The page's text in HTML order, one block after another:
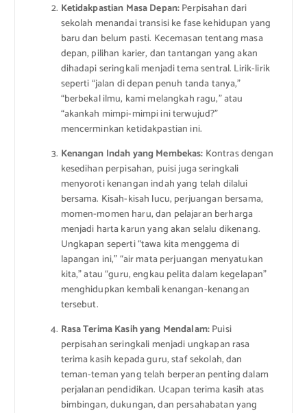
Ketidakpastian Masa Depan:Perpisahan dari
sekolah menandai transisi ke fase kehidupan yang
baru dan belum pasti. Kecemasan tentang masa
depan, pilihan karier, dan tantangan yang akan
dihadapi seringkali menjadi tema sentral. Lirik-lirik
seperti “jalan di depan penuh tanda tanya,”
“berbekal ilmu, kami melangkah ragu,” atau
“akankah mimpi-mimpi ini terwujud?”
mencerminkan ketidakpastian ini.
Kenangan Indah yang Membekas: Kontras dengan
kesedihan perpisahan, puisi juga seringkali
menyoroti kenangan indah yang telah dilalui
bersama. Kisah-kisah lucu, perjuangan bersama,
momen-momen haru, dan pelajaran berharga
menjadi harta karun yang akan selalu dikenang.
Ungkapan seperti “tawa kita menggema di
lapangan ini,” “air mata perjuangan menyatukan
kita,” atau “guru, engkau pelita dalam kegelapan”
menghidupkan kembali kenangan-kenangan
tersebut.
Rasa Terima Kasih yang Mendalam:Puisi
perpisahan seringkali menjadi ungkapan rasa
terima kasih kepada guru, staf sekolah, dan
teman-teman yang telah berperan penting dalam
perjalanan pendidikan. Ucapan terima kasih atas
bimbingan, dukungan, dan persahabatan yang